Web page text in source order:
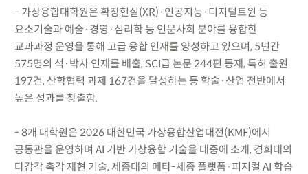
- 가상융합대학원은 확장현실(XR)·인공지능·디지털트윈 등
요소기술과 예술·경영·심리학 등 인문사회 분야를 융합한
교과과정 운영을 통해 고급 융합 인재를 양성하고 있으며, 5년간
575명의 석·박사 인재를 배출, SCI급 논문 244편 등재, 특허 출원
197건, 산학협력 과제 167건을 달성하는 등 학술·산업 전반에서
높은 성과를 창출함.
- 8개 대학원은 2026 대한민국 가상융합산업대전(KMF)에서
공동관을 운영하며 AI 기반 가상융합 기술을 대중에 소개, 경희대의
다감각 촉각 재현 기술, 세종대의 메타-세종 플랫폼·피지컬 AI 학습